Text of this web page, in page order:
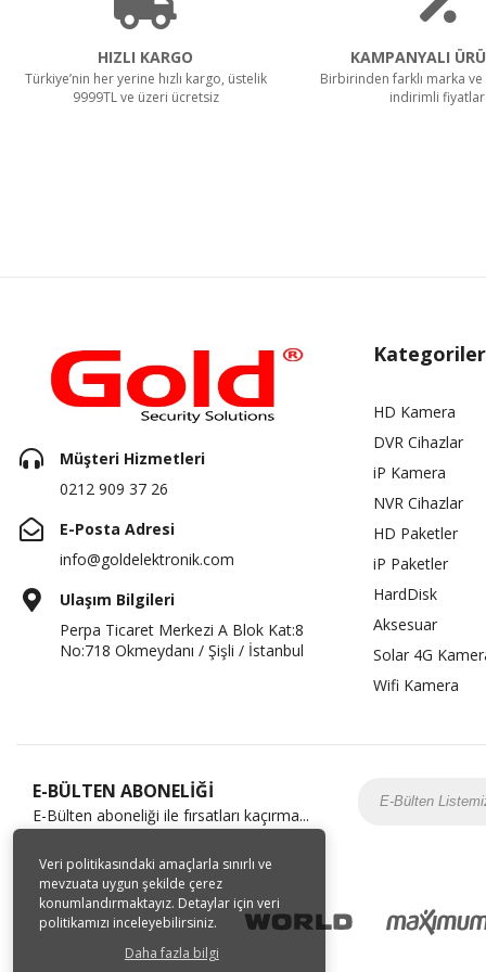
Veri politikasındaki amaçlarla sınırlı ve
mevzuata uygun şekilde çerez
konumlandırmaktayız. Detaylar için veri
politikamızı inceleyebilirsiniz.
Daha fazla bilgi
HIZLI KARGO
Türkiye’nin her yerine hızlı kargo, üstelik
9999TL ve üzeri ücretsiz
KAMPANYALI
Birbirinden farklı marka
indirimli fiyatlar
Müşteri Hizmetleri
0212 909 37 26
E-Posta Adresi
info@goldelektronik.com
Ulaşım Bilgileri
Perpa Ticaret Merkezi A Blok Kat:8
No:718 Okmeydanı / Şişli / İstanbul
Kategoriler
HD Kamera
DVR Cihazlar
iP Kamera
NVR Cihazlar
HD Paketler
iP Paketler
HardDisk
Aksesuar
Solar 4G
Wifi Kamera
E-BÜLTEN ABONELİĞİ
E-Bülten aboneliği ile fırsatları kaçırma...